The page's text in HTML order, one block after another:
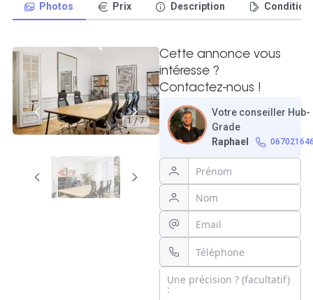
Photos Prix Description
1 / 7
Cette annonce vous
intéresse ?
Contactez-nous !
Votre conseiller Hub-
Grade
Raphael